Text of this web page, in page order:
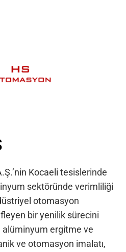
Kocaeli tesislerinde
sektöründe verimliliği
otomasyon
bir yenilik sürecini
alüminyum ergitme ve
ve otomasyon imalatı,